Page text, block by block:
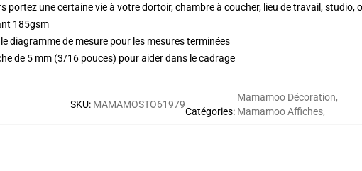
portez une certaine vie à votre dortoir, chambre à coucher, lieu de travail, studio,
185gsm
diagramme de mesure pour les mesures terminées
de 5 mm (3/16 pouces) pour aider dans le cadrage
SKU: MAMAMOSTO61979
Catégories:
Mamamoo Décoration,
Mamamoo Affiches,